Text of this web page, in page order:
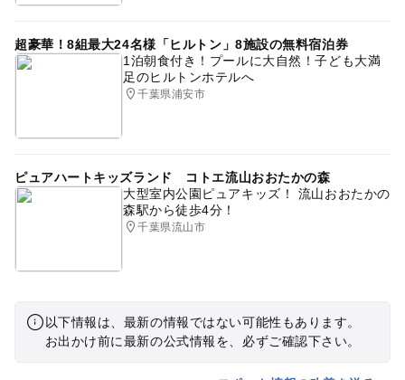
超豪華！8組最大24名様「ヒルトン」8施設の無料宿泊券
1泊朝食付き！プールに大自然！子ども大満
足のヒルトンホテルへ
千葉県浦安市
ピュアハートキッズランド コトエ流山おおたかの森
大型室内公園ピュアキッズ！ 流山おおたかの
森駅から徒歩4分！
千葉県流山市
以下情報は、最新の情報ではない可能性もあります。
お出かけ前に最新の公式情報を、必ずご確認下さい。